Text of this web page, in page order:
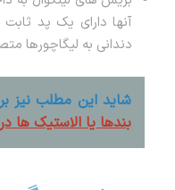
آنها دارای یک پد
دندانی به لیگاچورها
شاید این مطلب نیز
بندها یا الاستیک ها